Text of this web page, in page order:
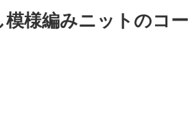
模様編みニットの